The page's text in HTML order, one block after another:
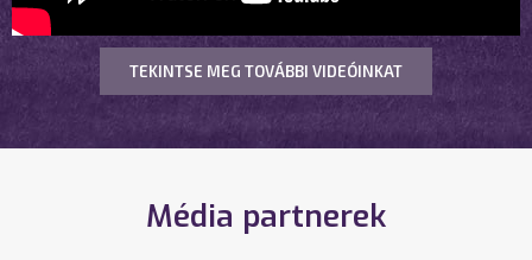
TEKINTSE MEG TOVÁBBI VIDEÓINKAT
Média partnerek